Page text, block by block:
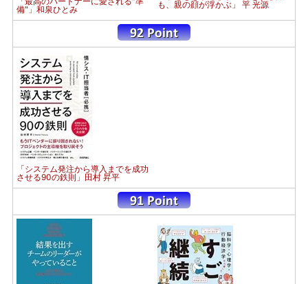
備"」和泉ひとみ
も、親の顔が浮かぶ」 平 光源
「システム発注から導入までを成功
させる90の鉄則」田村 昇平